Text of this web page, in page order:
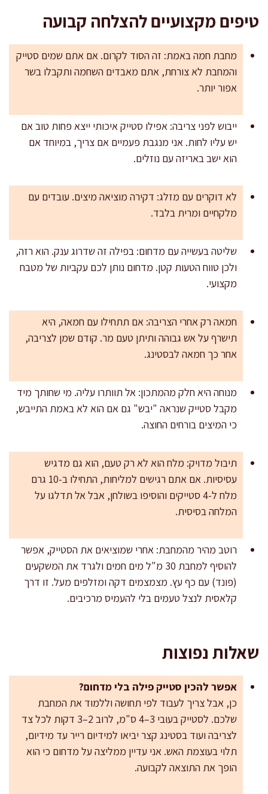
טיפים מקצועיים להצלחה קבועה
מחבת חמה באמת: זה הסוד לקרום. אם אתם שמים סטייק
והמחבת לא צורחת, אתם מאבדים השחמה ותקבלו בשר
אפור יותר.
ייבוש לפני צריבה: אפילו סטייק איכותי ייצא פחות טוב אם
יש עליו לחות. אני מנגבת פעמיים אם צריך, במיוחד אם
הוא ישב באריזה עם נוזלים.
לא דוקרים עם מזלג: דקירה מוציאה מיצים. עובדים עם
מלקחיים ומרית בלבד.
שליטה בעשייה עם מדחום: בפילה זה שדרוג ענק. הוא רזה,
ולכן טווח הטעות קטן. מדחום נותן לכם עקביות של מטבח
מקצועי.
חמאה רק אחרי הצריבה: אם תתחילו עם חמאה, היא
תישרף על אש גבוהה ותיתן טעם מר. קודם שמן לצריבה,
אחר כך חמאה לבסטינג.
מנוחה היא חלק מהמתכון: אל תוותרו עליה. מי שחותך מיד
מקבל סטייק שנראה "יבש" גם אם הוא לא באמת התייבש,
כי המיצים בורחים החוצה.
תיבול מדויק: מלח הוא לא רק טעם, הוא גם מדגיש
עסיסיות. אם אתם רגישים למליחות, התחילו ב-10 גרם
מלח ל-4 סטייקים והוסיפו בשולחן, אבל אל תדלגו על
המלחה בסיסית.
רוטב מהיר מהמחבת: אחרי שמוציאים את הסטייק, אפשר
להוסיף למחבת 30 מ"ל מים חמים ולגרד את המשקעים
(פונד) עם כף עץ. מצמצמים דקה ומזלפים מעל. זו דרך
קלאסית לנצל טעמים בלי להעמיס מרכיבים.
שאלות נפוצות
אפשר להכין סטייק פילה בלי מדחום?
כן, אבל צריך לעבוד לפי תחושה וללמוד את המחבת
שלכם. לסטייק בעובי 3–4 ס"מ, לרוב 2–3 דקות לכל צד
לצריבה ועוד בסטינג קצר יביאו למידיום רייר עד מידיום,
תלוי בעוצמת האש. אני עדיין ממליצה על מדחום כי הוא
הופך את התוצאה לקבועה.